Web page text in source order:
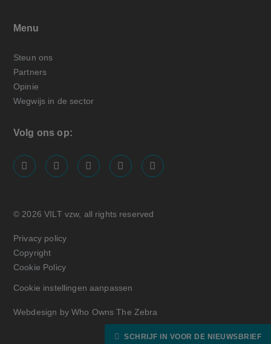
Menu
Steun ons
Partners
Opinie
Wegwijs in de sector
Volg ons op:
screenreader.visit us on our facebook page: https://
screenreader.visit us on our linkedin page:
screenreader.visit us on our
screenreader.visit us on our x
screenreader.visit us on
© 2026 VILT vzw, all rights reserved
Privacy policy
Copyright
Cookie Policy
Cookie instellingen aanpassen
Webdesign by Who Owns The Zebra
SCHRIJF IN VOOR DE NIEUWSBRIEF